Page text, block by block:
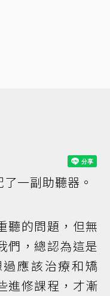
一副助聽器。
聽的問題，但無
們，總認為這是
應該治療和矯
進修課程，才漸